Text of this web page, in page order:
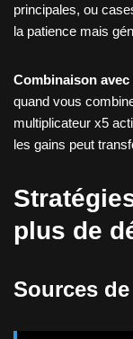
principales, ou
la patience mais
Combinaison
quand vous
multiplicateur x5
les gains peut
plus de
Sources